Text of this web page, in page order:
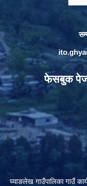
फेसबुक
घ्याङलेख गाउँपालिका गाउँ